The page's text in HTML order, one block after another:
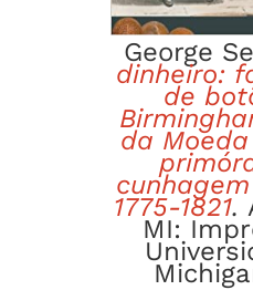
George
dinheiro:
de
da
1775-1821.
MI: